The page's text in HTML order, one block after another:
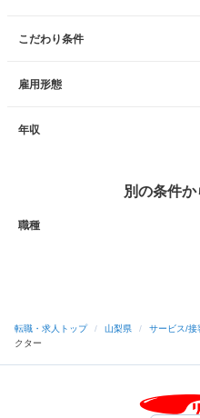
こだわり条件
雇用形態
年収
別の条件
職種
転職・求人トップ / 山梨県 / サービス/接
クター